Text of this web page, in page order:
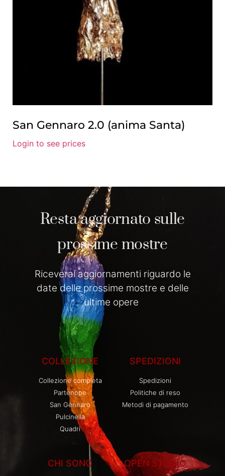
San Gennaro 2.0 (anima Santa)
Login to see prices
Resta aggiornato sulle
prossime mostre
Riceverai aggiornamenti riguardo le
date delle prossime mostre e delle
ultime opere
COLLEZIONE
Collezione completa
Partenope
San Gennaro
Pulcinella
Quadri
SPEDIZIONI
Spedizioni
Politiche di reso
Metodi di pagamento
CHI SONO OPEN STUDIO